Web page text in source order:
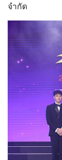
จำกัด